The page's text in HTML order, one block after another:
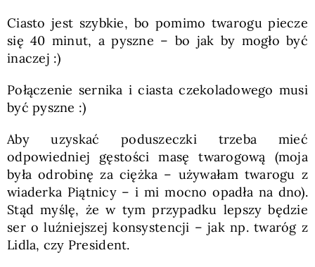
Ciasto jest szybkie, bo pomimo twarogu piecze
się 40 minut, a pyszne – bo jak by mogło być
inaczej :)
Połączenie sernika i ciasta czekoladowego musi
być pyszne :)
Aby uzyskać poduszeczki trzeba mieć
odpowiedniej gęstości masę twarogową (moja
była odrobinę za ciężka – używałam twarogu z
wiaderka Piątnicy – i mi mocno opadła na dno).
Stąd myślę, że w tym przypadku lepszy będzie
ser o luźniejszej konsystencji – jak np. twaróg z
Lidla, czy President.